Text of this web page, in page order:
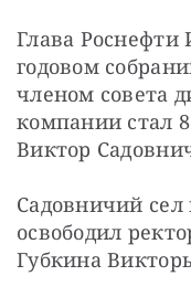
Глава
годовом
членом совета
компании стал
Виктор
Садовничий сел
освободил
Губкина